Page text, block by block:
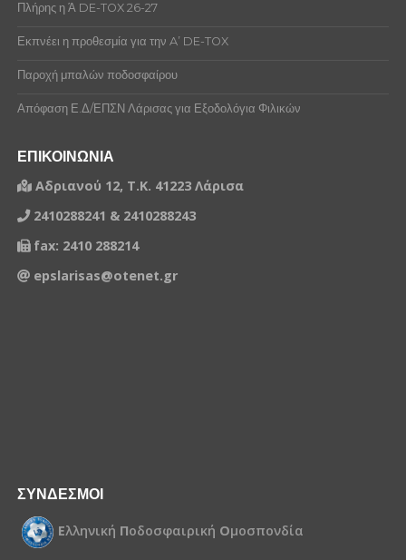
Πλήρης η Ά DE-TOX 26-27
Εκπνέει η προθεσμία για την A’ DE-TOX
Παροχή μπαλών ποδοσφαίρου
Απόφαση Ε.Δ/ΕΠΣΝ Λάρισας για Εξοδολόγια Φιλικών
ΕΠΙΚΟΙΝΩΝΙΑ
Αδριανού 12, Τ.Κ. 41223 Λάρισα
2410288241 & 2410288243
fax: 2410 288214
epslarisas@otenet.gr
ΣΥΝΔΕΣΜΟΙ
Ελληνική Ποδοσφαιρική Ομοσπονδία